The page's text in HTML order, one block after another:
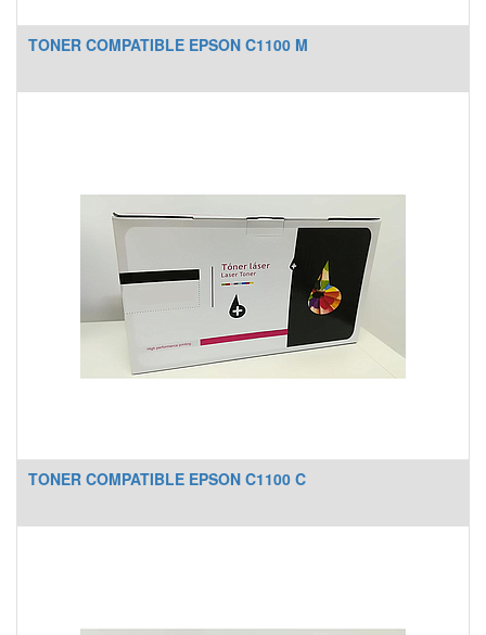
TONER COMPATIBLE EPSON C1100 M
TONER COMPATIBLE EPSON C1100 C